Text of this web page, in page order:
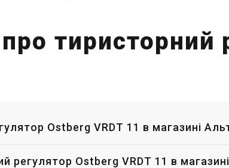
тиристорний
Ostberg VRDT 11 в магазині
регулятор Ostberg VRDT 11 в